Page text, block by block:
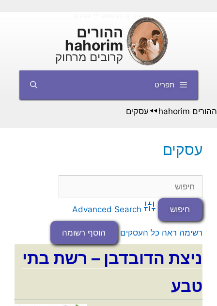
ההורים
hahorim
קרובים מרחוק
תפריט
ההורים hahorim ◄◄ עסקים
עסקים
Advanced Search
רשימה ראה כל העסקים הוסף רשומה
ניצת הדובדבן – רשת בתי
טבע